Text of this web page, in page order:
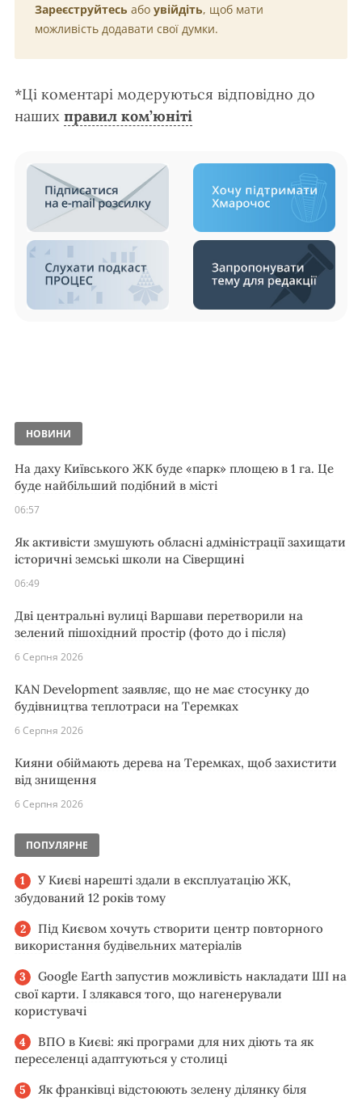
Зареєструйтесь або увійдіть, щоб мати
можливість додавати свої думки.
*Ці коментарі модеруються відповідно до
наших правил ком’юніті
НОВИНИ
На даху Київського ЖК буде «парк» площею в 1 га. Це
буде найбільший подібний в місті
06:57
Як активісти змушують обласні адміністрації захищати
історичні земські школи на Сіверщині
06:49
Дві центральні вулиці Варшави перетворили на
зелений пішохідний простір (фото до і після)
6 Серпня 2026
KAN Development заявляє, що не має стосунку до
будівництва теплотраси на Теремках
6 Серпня 2026
Кияни обіймають дерева на Теремках, щоб захистити
від знищення
6 Серпня 2026
ПОПУЛЯРНЕ
У Києві нарешті здали в експлуатацію ЖК,
збудований 12 років тому
Під Києвом хочуть створити центр повторного
використання будівельних матеріалів
Google Earth запустив можливість накладати ШІ на
свої карти. І злякався того, що нагенерували
користувачі
ВПО в Києві: які програми для них діють та як
переселенці адаптуються у столиці
Як франківці відстоюють зелену ділянку біля